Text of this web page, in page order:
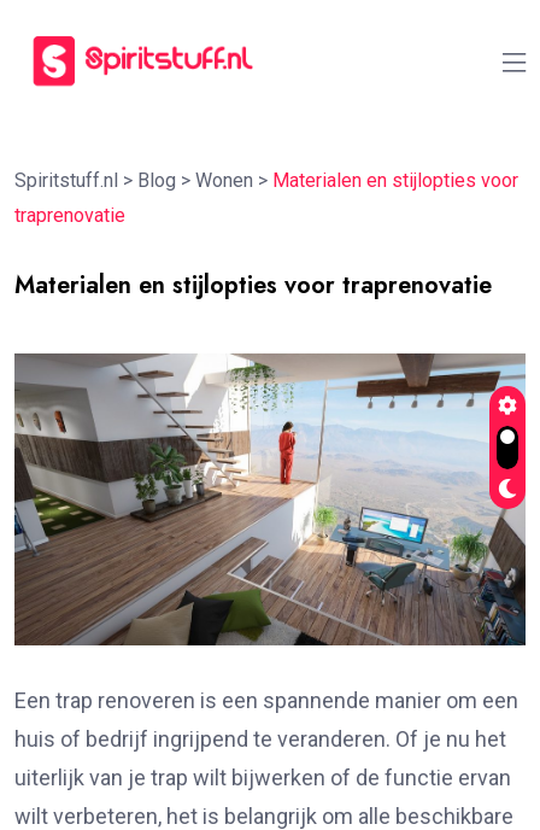
Spiritstuff.nl > Blog > Wonen > Materialen en stijlopties voor
traprenovatie
Materialen en stijlopties voor traprenovatie
Een trap renoveren is een spannende manier om een
huis of bedrijf ingrijpend te veranderen. Of je nu het
uiterlijk van je trap wilt bijwerken of de functie ervan
wilt verbeteren, het is belangrijk om alle beschikbare